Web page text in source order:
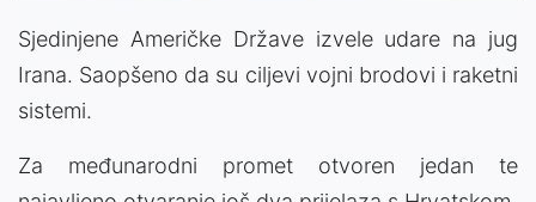
Sjedinjene Američke Države izvele udare na jug
Irana. Saopšeno da su ciljevi vojni brodovi i raketni
sistemi.
Za međunarodni promet otvoren jedan te